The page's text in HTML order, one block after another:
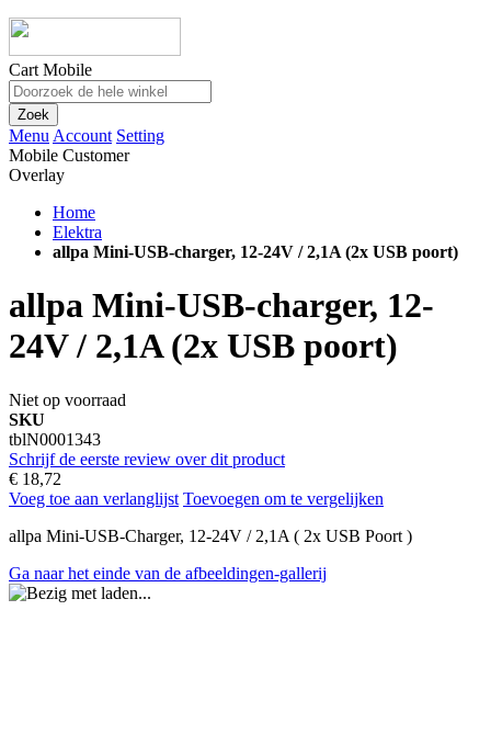
Cart Mobile
Zoek
Menu Account Setting
Mobile Customer
Overlay
Home
Elektra
allpa Mini-USB-charger, 12-24V / 2,1A (2x USB poort)
allpa Mini-USB-charger, 12-
24V / 2,1A (2x USB poort)
Niet op voorraad
SKU
tblN0001343
Schrijf de eerste review over dit product
€ 18,72
Voeg toe aan verlanglijst Toevoegen om te vergelijken
allpa Mini-USB-Charger, 12-24V / 2,1A ( 2x USB Poort )
Ga naar het einde van de afbeeldingen-gallerij